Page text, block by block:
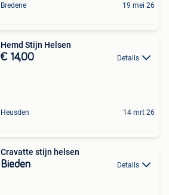
Bredene 19 mei 26
Hemd Stijn Helsen
€ 14,00 Details
Heusden 14 mrt 26
Cravatte stijn helsen
Bieden Details